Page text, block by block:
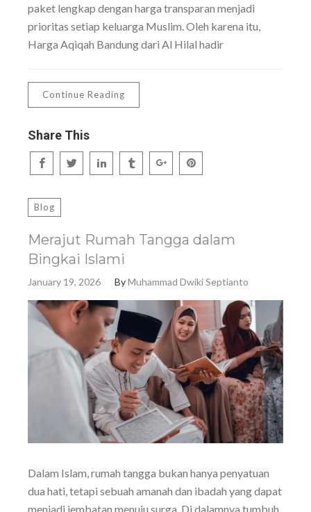
paket lengkap dengan harga transparan menjadi
prioritas setiap keluarga Muslim. Oleh karena itu,
Harga Aqiqah Bandung dari Al Hilal hadir
Continue Reading
Share This
Blog
Merajut Rumah Tangga dalam
Bingkai Islami
January 19, 2026 ByMuhammad Dwiki Septianto
Dalam Islam, rumah tangga bukan hanya penyatuan
dua hati, tetapi sebuah amanah dan ibadah yang dapat
menjadi jembatan menuju surga. Di dalamnya tumbuh